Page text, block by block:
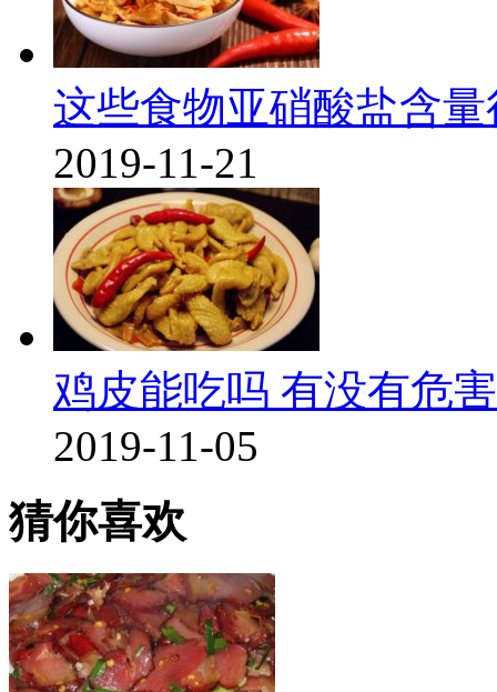
这些食物亚硝酸盐含
2019-11-21
鸡皮能吃吗 有没有危害
2019-11-05
猜你喜欢